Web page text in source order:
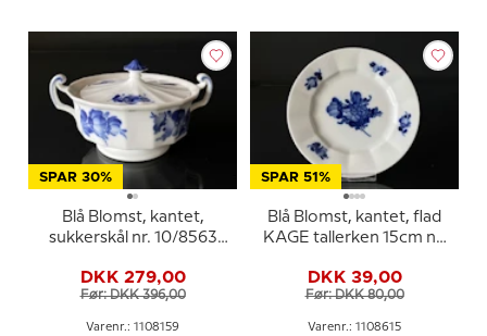
SPAR 30%
Blå Blomst, kantet,
sukkerskål nr. 10/8563
DKK 279,00
Før: DKK 396,00
Varenr.: 1108159
SPAR 51%
Blå Blomst, kantet, flad
KAGE tallerken 15cm nr.
DKK 39,00
Før: DKK 80,00
Varenr.: 1108615